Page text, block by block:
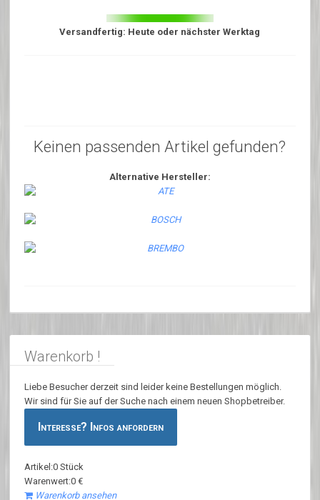
Versandfertig: Heute oder nächster Werktag
Keinen passenden Artikel gefunden?
Alternative Hersteller:
Warenkorb !
Liebe Besucher derzeit sind leider keine Bestellungen möglich.
Wir sind für Sie auf der Suche nach einem neuen Shopbetreiber.
Interesse? Infos anfordern
Artikel:0 Stück
Warenwert:0 €
Warenkorb ansehen